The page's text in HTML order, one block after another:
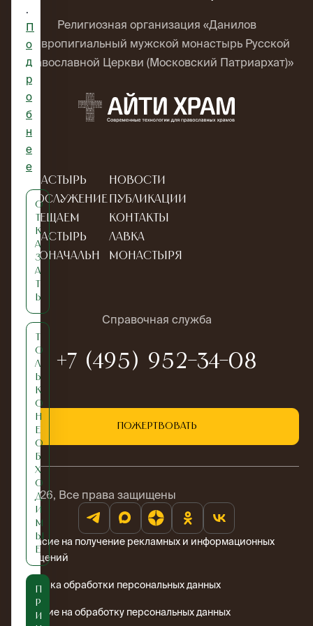
Религиозная организация «Данилов
ставропигиальный мужской монастырь Русской
Православной Церкви (Московский Патриархат)»
Монастырь
Богослужение
Посещаем
монастырь
Новоначальн
Новости
Публикации
Контакты
Лавка
монастыря
Справочная служба
+7 (495) 952-34-08
Пожертвовать
© 2026, Все права защищены
Согласие на получение рекламных и информационных
сообщений
Политика обработки персональных данных
Согласие на обработку персональных данных
.
П
о
д
р
о
б
н
е
е
О
т
к
а
з
а
т
ь
Т
о
л
ь
к
о
н
е
о
б
х
о
д
и
м
ы
е
П
р
и